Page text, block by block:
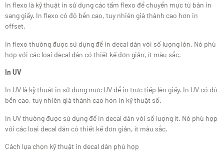
In flexo là kỹ thuật in sử dụng các tấm flexo để chuyển mực từ bản in
sang giấy. In flexo có độ bền cao, tuy nhiên giá thành cao hơn in
offset.
In flexo thường được sử dụng để in decal dán với số lượng lớn. Nó phù
hợp với các loại decal dán có thiết kế đơn giản, ít màu sắc.
In UV
In UV là kỹ thuật in sử dụng mực UV để in trực tiếp lên giấy. In UV có độ
bền cao, tuy nhiên giá thành cao hơn in kỹ thuật số.
In UV thường được sử dụng để in decal dán với số lượng ít. Nó phù hợp
với các loại decal dán có thiết kế đơn giản, ít màu sắc.
Cách lựa chọn kỹ thuật in decal dán phù hợp